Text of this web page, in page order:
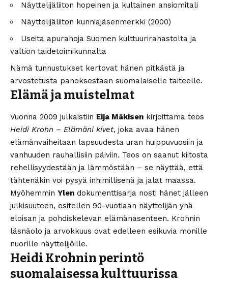
Näyttelijäliiton hopeinen ja kultainen ansiomitali
Näyttelijäliiton kunniajäsenmerkki (2000)
Useita apurahoja Suomen kulttuurirahastolta ja
valtion taidetoimikunnalta
Nämä tunnustukset kertovat hänen pitkästä ja
arvostetusta panoksestaan suomalaiselle taiteelle.
Elämä ja muistelmat
Vuonna 2009 julkaistiin Eija Mäkisen kirjoittama teos
Heidi Krohn – Elämäni kivet, joka avaa hänen
elämänvaiheitaan lapsuudesta uran huippuvuosiin ja
vanhuuden rauhallisiin päiviin. Teos on saanut kiitosta
rehellisyydestään ja lämmöstään – se näyttää, että
tähtenäkin voi pysyä inhimillisenä ja jalat maassa.
Myöhemmin Ylen dokumenttisarja nosti hänet jälleen
julkisuuteen, esitellen 90-vuotiaan näyttelijän yhä
eloisan ja pohdiskelevan elämänasenteen. Krohnin
läsnäolo ja arvokkuus ovat edelleen esikuvia monille
nuorille näyttelijöille.
Heidi Krohnin perintö
suomalaisessa kulttuurissa